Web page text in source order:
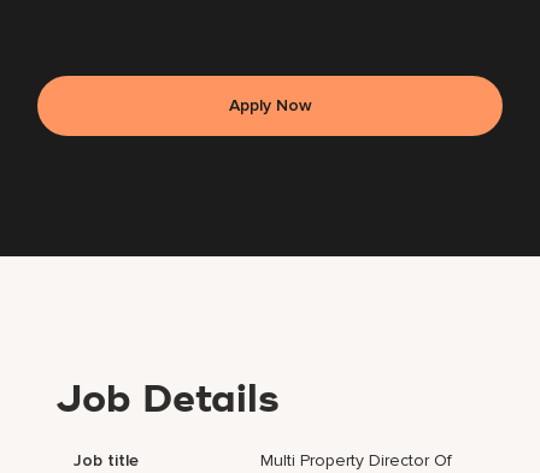
Apply Now
Job Details
Job title
Multi Property Director Of